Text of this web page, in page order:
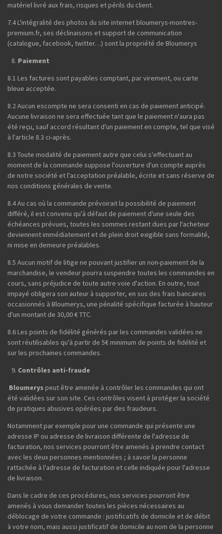
matériel livré aux frais, risques et périls du client.
7.4 L'intégralité des photos du site internet bloumerys-montres-
premium.fr, ses déclinaisons et support de communication
(catalogue, facebook, twitter…) sont la propriété de Bloumerys
Paiement
8.1 Les factures sont payables comptant, par virement, ou carte
bleue acceptée.
8.2 Aucun escompte ne sera consenti en cas de paiement anticipé.
Aucune livraison ne sera effectuée tant que le paiement n'aura pas
été reçu, sauf accord résultant d'un paiement en compte, tel que visé
à l'article 8.3 ci-après.
8.3 Toute modalité de paiement autre que celui s'effectuant au
moment de la commande suppose l'ouverture d'un compte auprès
de notre société et l'acceptation préalable, écrite et sans réserve de
nos conditions générales de vente.
8.4 Au cas où la commande prévoirait la possibilité de paiement
différé, il est convenu qu'à défaut de paiement d'une seule des
échéances prévues, toutes les sommes restant dues par l'acheteur
deviennent immédiatement et de plein droit exigible sans formalité,
ni mise en demeure préalables.
8.5 Aucun motif de litige ne pouvant justifier un non-paiement de la
marchandise, le vendeur pourra suspendre toutes les commandes en
cours, sans préjudice de toute autre voie d'action. En outre, tout
impayé obligera son auteur à supporter, en sus des frais bancaires
occasionnés à Bloumerys, une pénalité spécifique facturée à hauteur
d'un montant de 30,00 € TTC.
8.6 Les points de fidélité générés par les commandes validées ne
sont réutilisables qu'à partir de 5€ minimum de points de fidélité et
sur les prochaines commandes.
Contrôles anti-fraude
Bloumerys peut être amenée à contrôler les commandes qui ont
été validées sur son site. Ces contrôles visent à protéger la société
de pratiques abusives opérées par des fraudeurs.
Notamment par exemple pour une commande qui présente une
adresse IP ou adresse de livraison différente de l'adresse de
facturation, nos services pourront être amenés à prendre contact
avec les deux personnes mentionnées ; à savoir la personne
rattachée à l'adresse de facturation et celle indiquée pour l'adresse
de livraison.
Dans le cadre de ces procédures, nos services pourront être
amenés à vous demander toutes les pièces nécessaires au
déblocage de votre commande : justificatifs de domicile et de débit
à votre nom, mais aussi justificatif de domicile au nom de la personne